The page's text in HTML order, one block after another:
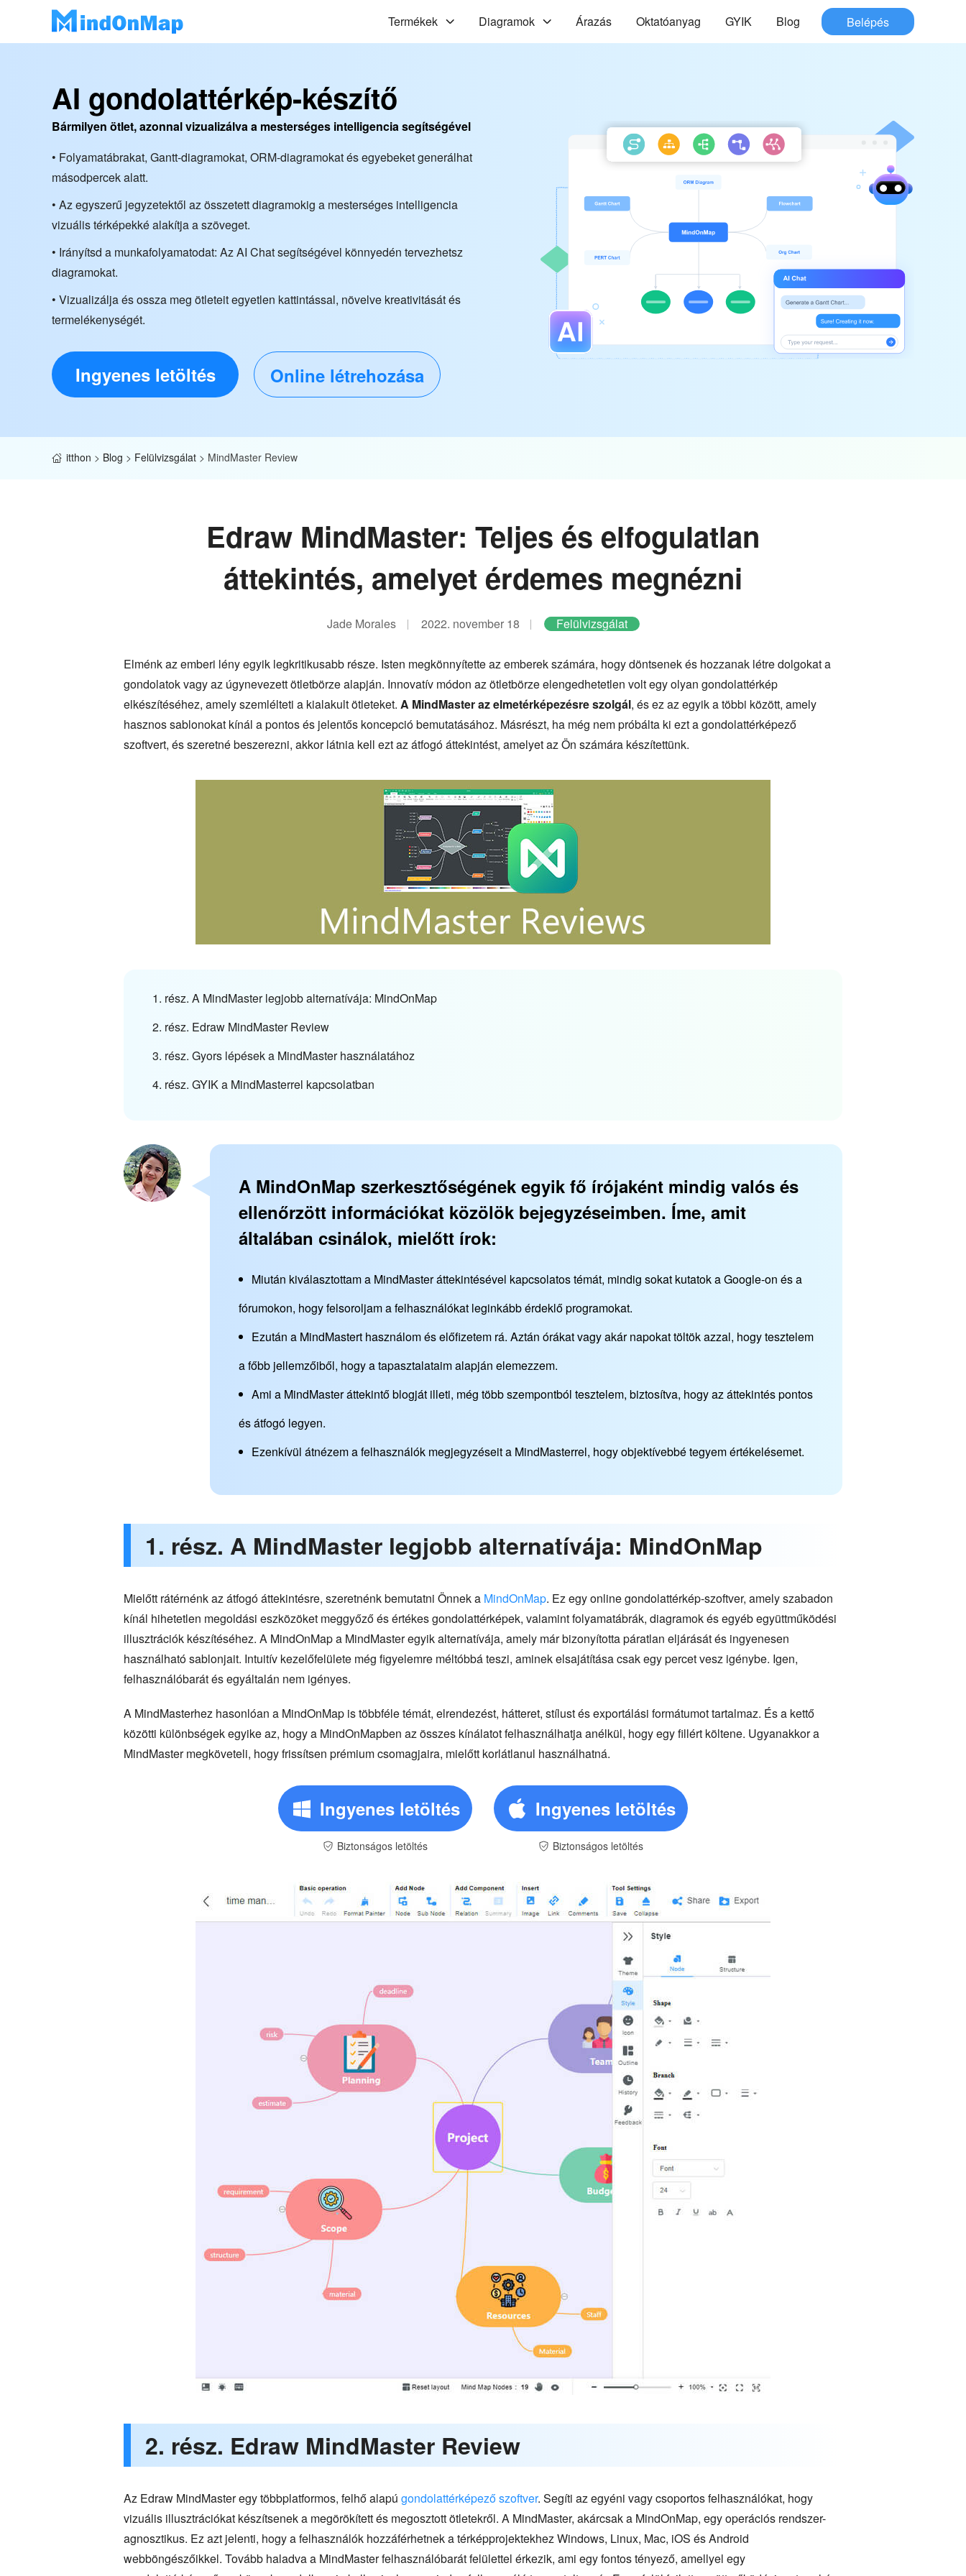
Termékek Diagramok Árazás Oktatóanyag GYIK Blog Belépés
AI gondolattérkép-készítő
Bármilyen ötlet, azonnal vizualizálva a mesterséges intelligencia segítségével
• Folyamatábrakat, Gantt-diagramokat, ORM-diagramokat és egyebeket generálhat
másodpercek alatt.
• Az egyszerű jegyzetektől az összetett diagramokig a mesterséges intelligencia
vizuális térképekké alakítja a szöveget.
• Irányítsd a munkafolyamatodat: Az AI Chat segítségével könnyedén tervezhetsz
diagramokat.
• Vizualizálja és ossza meg ötleteit egyetlen kattintással, növelve kreativitását és
termelékenységét.
Ingyenes letöltés Online létrehozása
itthon > Blog > Felülvizsgálat > MindMaster Review
Edraw MindMaster: Teljes és elfogulatlan
áttekintés, amelyet érdemes megnézni
Jade Morales 2022. november 18 Felülvizsgálat
Elménk az emberi lény egyik legkritikusabb része. Isten megkönnyítette az emberek számára, hogy döntsenek és hozzanak létre dolgokat a
gondolatok vagy az úgynevezett ötletbörze alapján. Innovatív módon az ötletbörze elengedhetetlen volt egy olyan gondolattérkép
elkészítéséhez, amely szemlélteti a kialakult ötleteket. A MindMaster az elmetérképezésre szolgál, és ez az egyik a többi között, amely
hasznos sablonokat kínál a pontos és jelentős koncepció bemutatásához. Másrészt, ha még nem próbálta ki ezt a gondolattérképező
szoftvert, és szeretné beszerezni, akkor látnia kell ezt az átfogó áttekintést, amelyet az Ön számára készítettünk.
1. rész. A MindMaster legjobb alternatívája: MindOnMap
2. rész. Edraw MindMaster Review
3. rész. Gyors lépések a MindMaster használatához
4. rész. GYIK a MindMasterrel kapcsolatban
A MindOnMap szerkesztőségének egyik fő írójaként mindig valós és
ellenőrzött információkat közölök bejegyzéseimben. Íme, amit
általában csinálok, mielőtt írok:
Miután kiválasztottam a MindMaster áttekintésével kapcsolatos témát, mindig sokat kutatok a Google-on és a
fórumokon, hogy felsoroljam a felhasználókat leginkább érdeklő programokat.
Ezután a MindMastert használom és előfizetem rá. Aztán órákat vagy akár napokat töltök azzal, hogy tesztelem
a főbb jellemzőiből, hogy a tapasztalataim alapján elemezzem.
Ami a MindMaster áttekintő blogját illeti, még több szempontból tesztelem, biztosítva, hogy az áttekintés pontos
és átfogó legyen.
Ezenkívül átnézem a felhasználók megjegyzéseit a MindMasterrel, hogy objektívebbé tegyem értékelésemet.
1. rész. A MindMaster legjobb alternatívája: MindOnMap
Mielőtt rátérnénk az átfogó áttekintésre, szeretnénk bemutatni Önnek a MindOnMap. Ez egy online gondolattérkép-szoftver, amely szabadon
kínál hihetetlen megoldási eszközöket meggyőző és értékes gondolattérképek, valamint folyamatábrák, diagramok és egyéb együttműködési
illusztrációk készítéséhez. A MindOnMap a MindMaster egyik alternatívája, amely már bizonyította páratlan eljárását és ingyenesen
használható sablonjait. Intuitív kezelőfelülete még figyelemre méltóbbá teszi, aminek elsajátítása csak egy percet vesz igénybe. Igen,
felhasználóbarát és egyáltalán nem igényes.
A MindMasterhez hasonlóan a MindOnMap is többféle témát, elrendezést, hátteret, stílust és exportálási formátumot tartalmaz. És a kettő
közötti különbségek egyike az, hogy a MindOnMapben az összes kínálatot felhasználhatja anélkül, hogy egy fillért költene. Ugyanakkor a
MindMaster megköveteli, hogy frissítsen prémium csomagjaira, mielőtt korlátlanul használhatná.
Ingyenes letöltés
Biztonságos letöltés
Ingyenes letöltés
Biztonságos letöltés
2. rész. Edraw MindMaster Review
Az Edraw MindMaster egy többplatformos, felhő alapú gondolattérképező szoftver. Segíti az egyéni vagy csoportos felhasználókat, hogy
vizuális illusztrációkat készítsenek a megörökített és megosztott ötletekről. A MindMaster, akárcsak a MindOnMap, egy operációs rendszer-
agnosztikus. Ez azt jelenti, hogy a felhasználók hozzáférhetnek a térképprojektekhez Windows, Linux, Mac, iOS és Android
webböngészőikkel. Tovább haladva a MindMaster felhasználóbarát felülettel érkezik, ami egy fontos tényező, amellyel egy